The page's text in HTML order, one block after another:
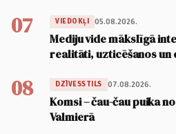
07 VIEDOKĻI 05.08.2026.
Mediju vide mākslīgā
realitāti, uzticēšanos un
08 DZĪVESSTILS 07.08.2026.
Komsi – čau-čau puika
Valmierā